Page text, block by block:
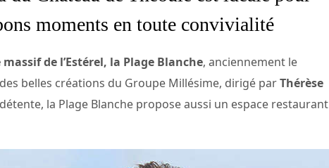
moments en toute convivialité
de l’Estérel, la Plage Blanche, anciennement le
belles créations du Groupe Millésime, dirigé parThérèse
la Plage Blanche propose aussi un espace restaurant